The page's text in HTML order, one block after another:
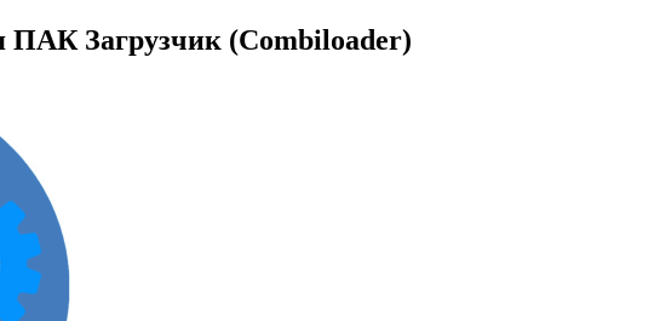
ПАК Загрузчик (Combiloader)